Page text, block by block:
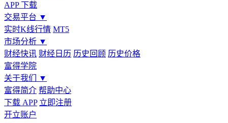
APP 下载
交易平台 ▼
实时K线行情 MT5
市场分析 ▼
财经快讯 财经日历 历史回顾 历史价格
富得学院
关于我们
▼
富得简介 帮助中心
下载 APP 立即注册
开立账户